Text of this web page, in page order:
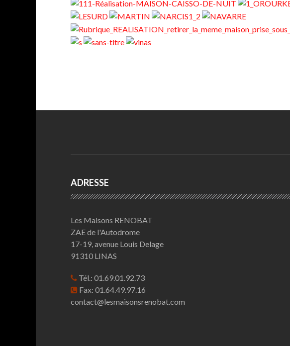
ADRESSE
Les Maisons RENOBAT
ZAE de l'Autodrome
17-19, avenue Louis Delage
91310 LINAS
Tél.: 01.69.01.92.73
Fax: 01.64.49.97.16
contact@lesmaisonsrenobat.com